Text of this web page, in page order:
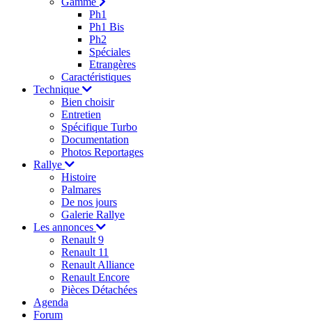
Ph1
Ph1 Bis
Ph2
Spéciales
Etrangères
Caractéristiques
Technique
Bien choisir
Entretien
Spécifique Turbo
Documentation
Photos Reportages
Rallye
Histoire
Palmares
De nos jours
Galerie Rallye
Les annonces
Renault 9
Renault 11
Renault Alliance
Renault Encore
Pièces Détachées
Agenda
Forum